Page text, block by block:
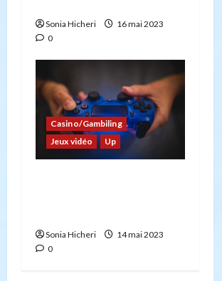
Sonia Hicheri
16 mai 2023
0
Casino/Gambiling
Jeux vidéo
Up
Sonia Hicheri
14 mai 2023
0